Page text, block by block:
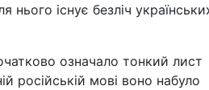
нього існує безліч
означало тонкий лист
російській мові воно набуло